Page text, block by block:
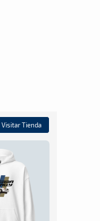
Visitar Tienda